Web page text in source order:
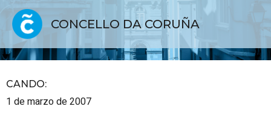
CONCELLO DA CORUÑA
CANDO:
1 de marzo de 2007